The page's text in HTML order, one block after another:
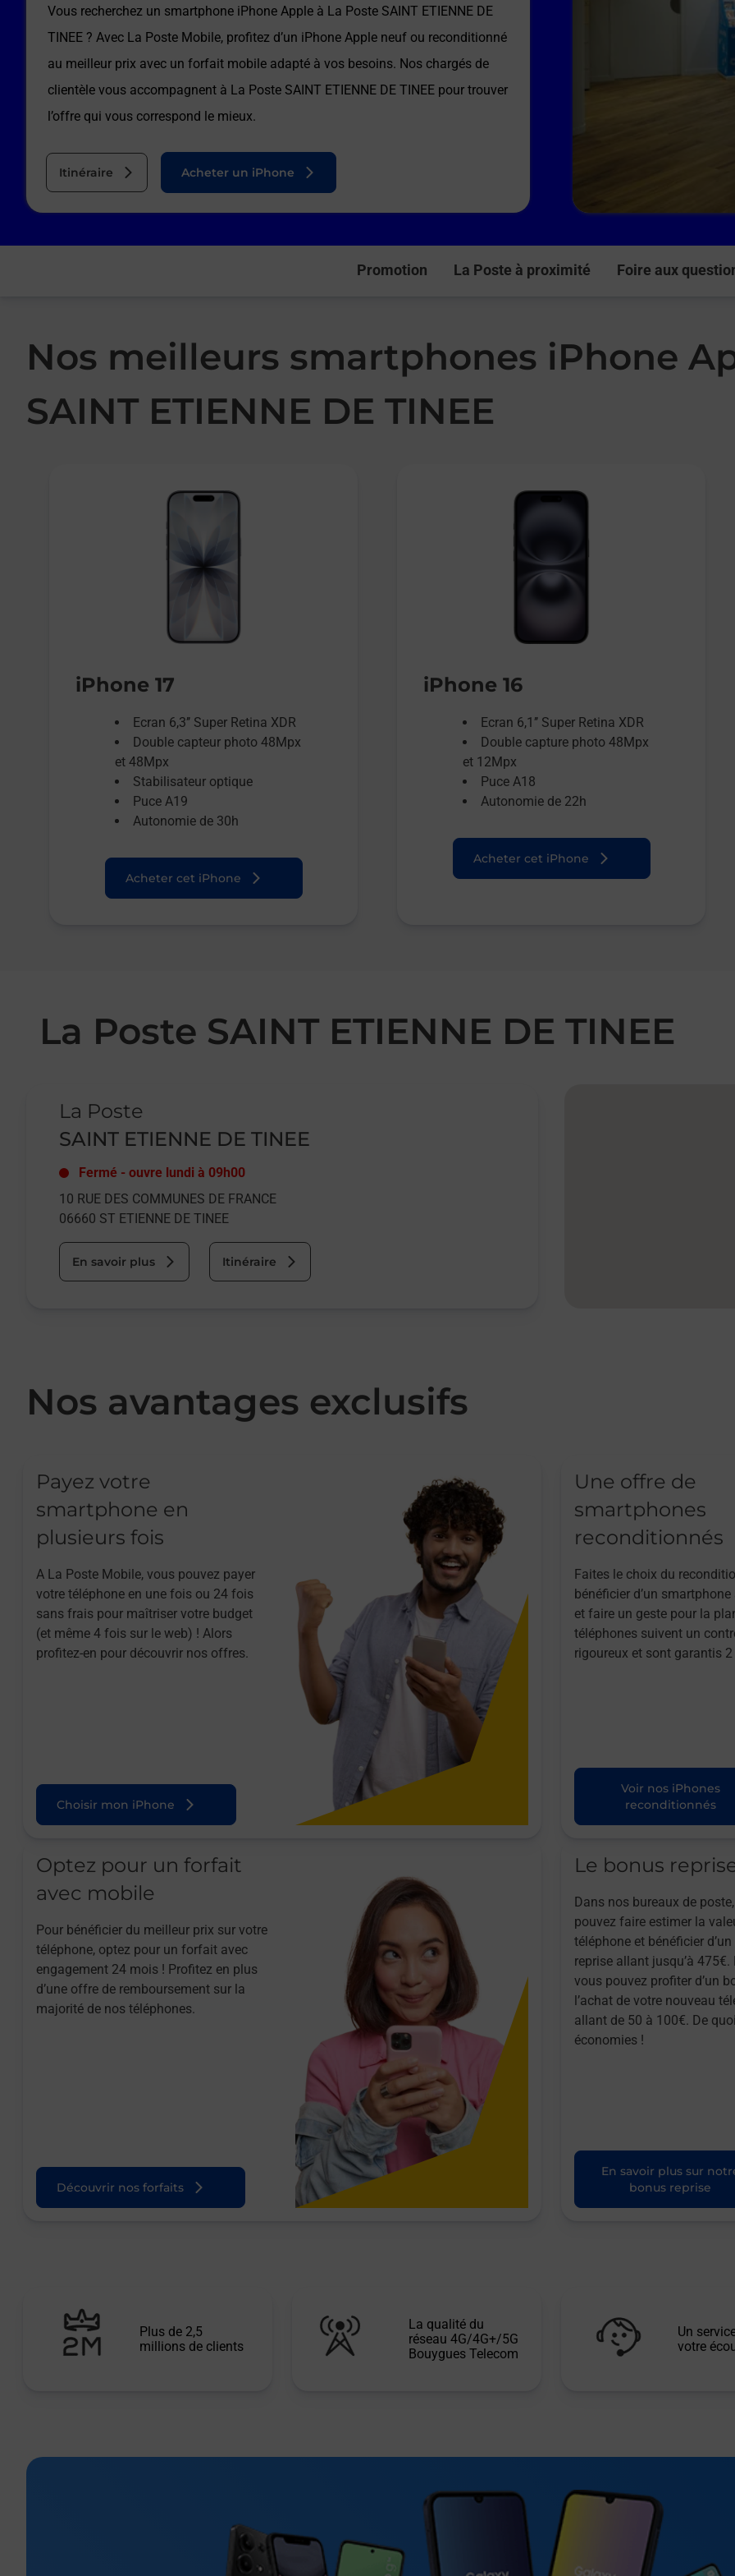
Vous recherchez un smartphone iPhone Apple à La Poste SAINT ETIENNE DE
TINEE ? Avec La Poste Mobile, profitez d’un iPhone Apple neuf ou reconditionné
au meilleur prix avec un forfait mobile adapté à vos besoins. Nos chargés de
clientèle vous accompagnent à La Poste SAINT ETIENNE DE TINEE pour trouver
l’offre qui vous correspond le mieux.
Itinéraire Acheter un iPhone
Promotion La Poste à proximité Foire aux
Nos meilleurs smartphones iPhone
SAINT ETIENNE DE TINEE
iPhone 17
Ecran 6,3’’ Super Retina XDR
Double capteur photo 48Mpx
et 48Mpx
Stabilisateur optique
Puce A19
Autonomie de 30h
Acheter cet iPhone
iPhone 16
Ecran 6,1’’ Super Retina XDR
Double capture photo 48Mpx
et 12Mpx
Puce A18
Autonomie de 22h
Acheter cet iPhone
La Poste SAINT ETIENNE DE TINEE
La Poste
SAINT ETIENNE DE TINEE
Fermé - ouvre lundi à 09h00
10 RUE DES COMMUNES DE FRANCE
06660 ST ETIENNE DE TINEE
En savoir plus Itinéraire
Nos avantages exclusifs
Payez votre
smartphone en
plusieurs fois
A La Poste Mobile, vous pouvez payer
votre téléphone en une fois ou 24 fois
sans frais pour maîtriser votre budget
(et même 4 fois sur le web) ! Alors
profitez-en pour découvrir nos offres.
Choisir mon iPhone
Une offre de
smartphones
reconditionnés
Faites le choix du
bénéficier d’un
et faire un geste pour la
téléphones suivent un
rigoureux et sont garantis 2
Voir nos iPhones
reconditionnés
Optez pour un forfait
avec mobile
Pour bénéficier du meilleur prix sur votre
téléphone, optez pour un forfait avec
engagement 24 mois ! Profitez en plus
d’une offre de remboursement sur la
majorité de nos téléphones.
Découvrir nos forfaits
Le bonus
Dans nos bureaux de
pouvez faire estimer la
téléphone et bénéficier
reprise allant jusqu’à 475€.
vous pouvez profiter d’un
l’achat de votre nouveau
allant de 50 à 100€. De
économies !
En savoir plus sur
bonus reprise
Plus de 2,5
millions de clients
La qualité du
réseau 4G/4G+/5G
Bouygues Telecom
Un
votre